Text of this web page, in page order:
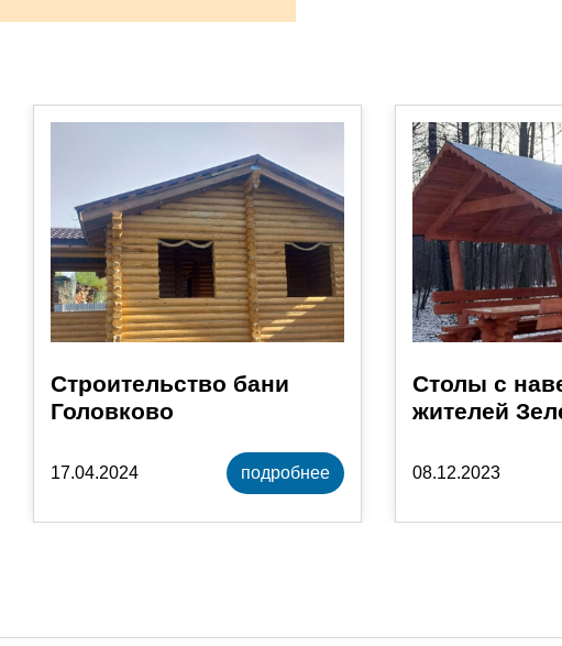
Строительство бани
Головково
17.04.2024 подробнее
Столы с
жителей
08.12.2023